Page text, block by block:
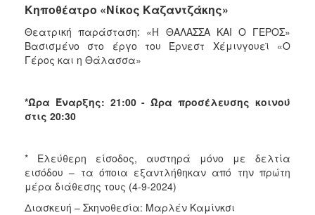
Κηποθέατρο «Νίκος Καζαντζάκης»
Θεατρική παράσταση: «Η ΘΑΛΑΣΣΑ ΚΑΙ Ο ΓΕΡΟΣ»
Βασισμένο στο έργο του Έρνεστ
Χέμινγουεϊ «Ο
Γέρος και η Θάλασσα»
*Ώρα Έναρξης: 21:00 - Ώρα προσέλευσης κοινού
στις 20:30
* Ελεύθερη είσοδος, αυστηρά μόνο με δελτία
εισόδου – τα όποια εξαντλήθηκαν από την πρώτη
μέρα διάθεσης τους (4-9-2024)
Διασκευή – Σκηνοθεσία: Μαρλέν Καμίνκσι